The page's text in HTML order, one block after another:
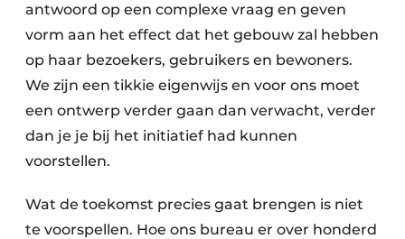
antwoord op een complexe vraag en geven
vorm aan het effect dat het gebouw zal hebben
op haar bezoekers, gebruikers en bewoners.
We zijn een tikkie eigenwijs en voor ons moet
een ontwerp verder gaan dan verwacht, verder
dan je je bij het initiatief had kunnen
voorstellen.
Wat de toekomst precies gaat brengen is niet
te voorspellen. Hoe ons bureau er over honderd